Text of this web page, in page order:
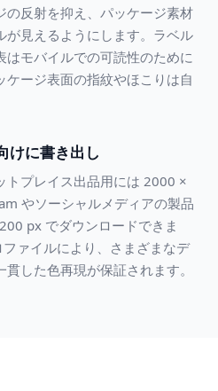
の反射を抑え、パッケージ素材
が見えるようにします。ラベル
はモバイルでの可読性のために
ケージ表面の指紋やほこりは自
けに書き出し
トプレイス出品用には 2000 ×
やソーシャルメディアの製品
px でダウンロードできま
ァイルにより、さまざまなデ
した色再現が保証されます。